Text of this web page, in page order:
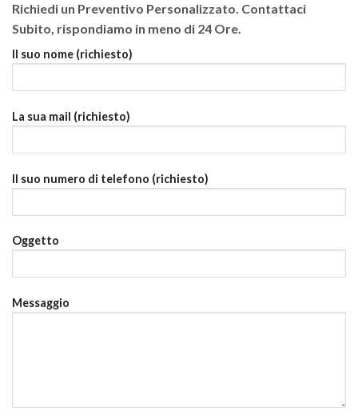
Richiedi un Preventivo Personalizzato. Contattaci
Subito, rispondiamo in meno di 24 Ore.
Il suo nome (richiesto)
La sua mail (richiesto)
Il suo numero di telefono (richiesto)
Oggetto
Messaggio